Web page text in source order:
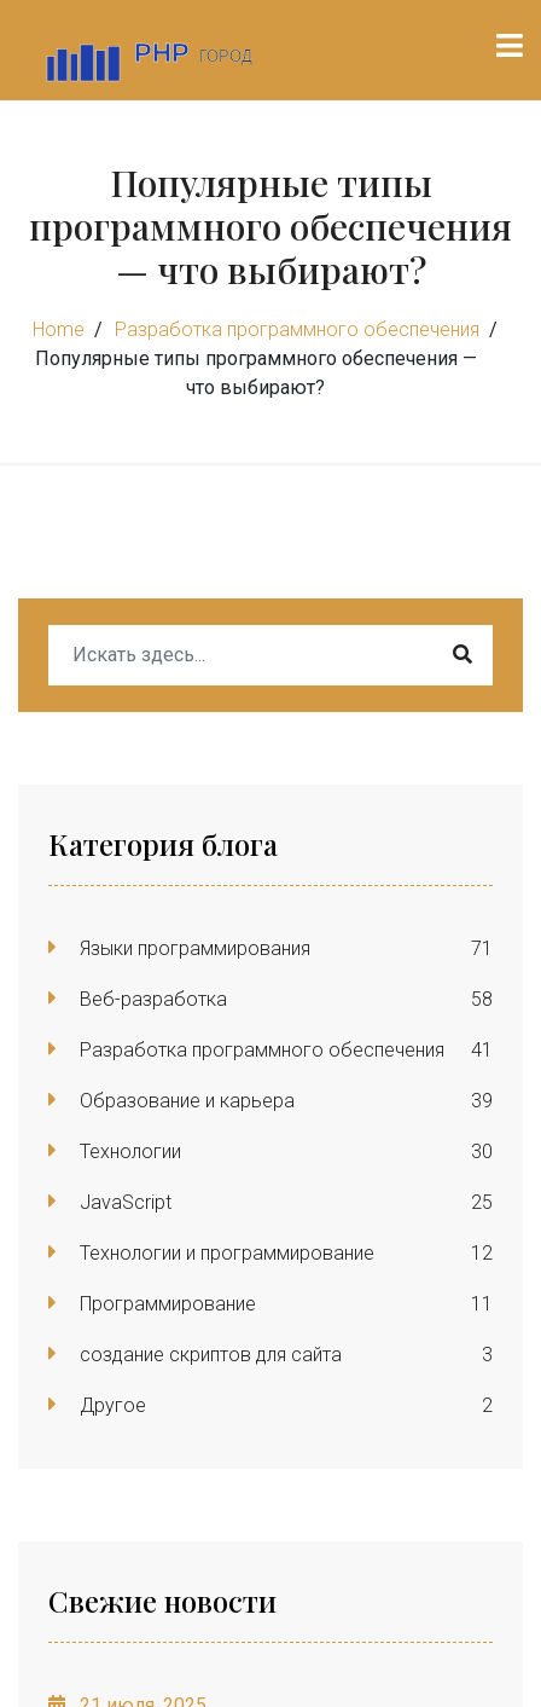
Популярные типы
программного обеспечения
— что выбирают?
Home
Разработка программного обеспечения
Популярные типы программного обеспечения —
что выбирают?
Категория блога
Языки программирования 71
Веб-разработка 58
Разработка программного обеспечения 41
Образование и карьера 39
Технологии 30
JavaScript 25
Технологии и программирование 12
Программирование 11
создание скриптов для сайта 3
Другое 2
Свежие новости